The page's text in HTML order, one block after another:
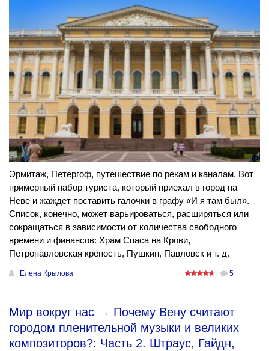
Эрмитаж, Петергоф, путешествие по рекам и каналам. Вот
примерный набор туриста, который приехал в город на
Неве и жаждет поставить галочки в графу «И я там был».
Список, конечно, может варьироваться, расширяться или
сокращаться в зависимости от количества свободного
времени и финансов: Храм Спаса на Крови,
Петропавловская крепость, Пушкин, Павловск и т. д.
Елена Крылова 5
Мир вокруг нас → Почему Вену считают
городом пленительной музыки и великих
композиторов?: Часть 2. Штраус, Гайдн,